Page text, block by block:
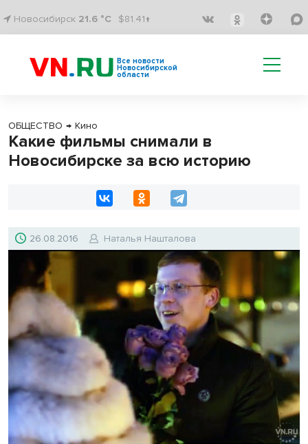
Новосибирск 21.6 °C $81.41↑
Все новости
Новосибирской
области
ОБЩЕСТВО → Кино
Какие фильмы снимали в
Новосибирске за всю историю
26.08.2016 Наталья Нашталова